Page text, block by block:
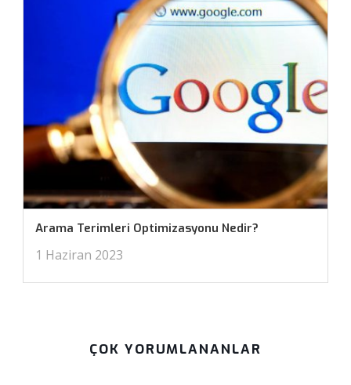
Arama Terimleri Optimizasyonu Nedir?
1 Haziran 2023
ÇOK YORUMLANANLAR